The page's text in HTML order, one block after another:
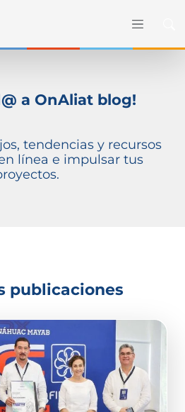
a OnAliat blog!
tendencias y recursos
línea e impulsar tus
publicaciones